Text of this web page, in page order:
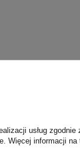
usług zgodnie
Więcej informacji